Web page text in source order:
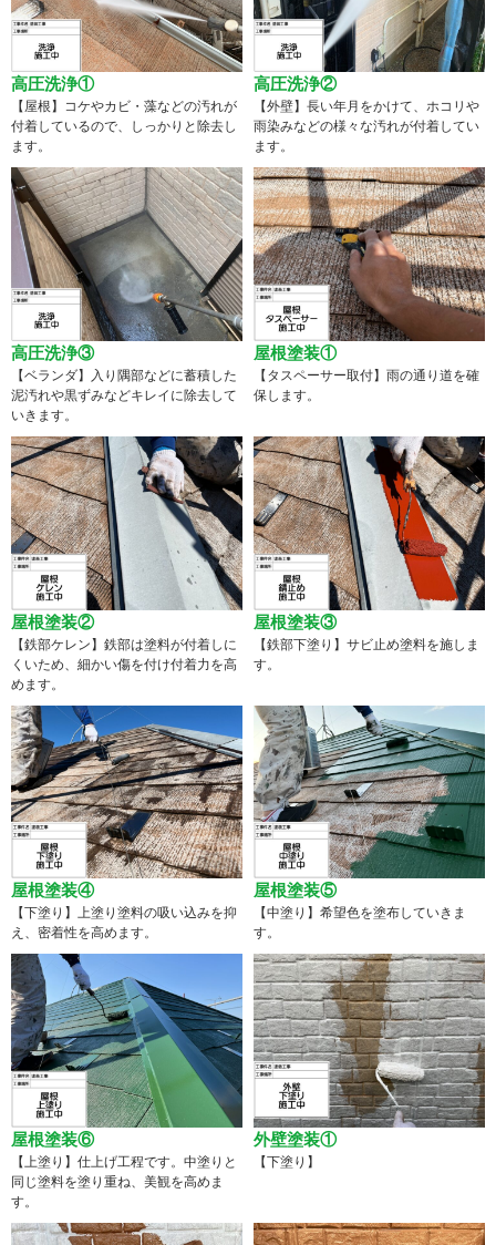
高圧洗浄①
【屋根】コケやカビ・藻などの汚れが
付着しているので、しっかりと除去し
ます。
高圧洗浄②
【外壁】長い年月をかけて、ホコリや
雨染みなどの様々な汚れが付着してい
ます。
高圧洗浄③
【ベランダ】入り隅部などに蓄積した
泥汚れや黒ずみなどキレイに除去して
いきます。
屋根塗装①
【タスペーサー取付】雨の通り道を確
保します。
屋根塗装②
【鉄部ケレン】鉄部は塗料が付着しに
くいため、細かい傷を付け付着力を高
めます。
屋根塗装③
【鉄部下塗り】サビ止め塗料を施しま
す。
屋根塗装④
【下塗り】上塗り塗料の吸い込みを抑
え、密着性を高めます。
屋根塗装⑤
【中塗り】希望色を塗布していきま
す。
屋根塗装⑥
【上塗り】仕上げ工程です。中塗りと
同じ塗料を塗り重ね、美観を高めま
す。
外壁塗装①
【下塗り】